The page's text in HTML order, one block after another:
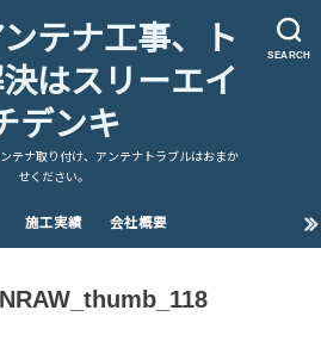
SEARCH
テナ工事、ト
はスリーエイ
デンキ
テナ取り付け、アンテナトラブルはおまか
せください。
施工実績 会社概要